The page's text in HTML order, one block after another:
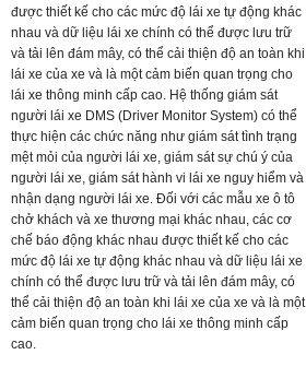
được thiết kế cho các mức độ lái xe tự động khác
nhau và dữ liệu lái xe chính có thể được lưu trữ
và tải lên đám mây, có thể cải thiện độ an toàn khi
lái xe của xe và là một cảm biến quan trọng cho
lái xe thông minh cấp cao. Hệ thống giám sát
người lái xe DMS (Driver Monitor System) có thể
thực hiện các chức năng như giám sát tình trạng
mệt mỏi của người lái xe, giám sát sự chú ý của
người lái xe, giám sát hành vi lái xe nguy hiểm và
nhận dạng người lái xe. Đối với các mẫu xe ô tô
chở khách và xe thương mại khác nhau, các cơ
chế báo động khác nhau được thiết kế cho các
mức độ lái xe tự động khác nhau và dữ liệu lái xe
chính có thể được lưu trữ và tải lên đám mây, có
thể cải thiện độ an toàn khi lái xe của xe và là một
cảm biến quan trọng cho lái xe thông minh cấp
cao.